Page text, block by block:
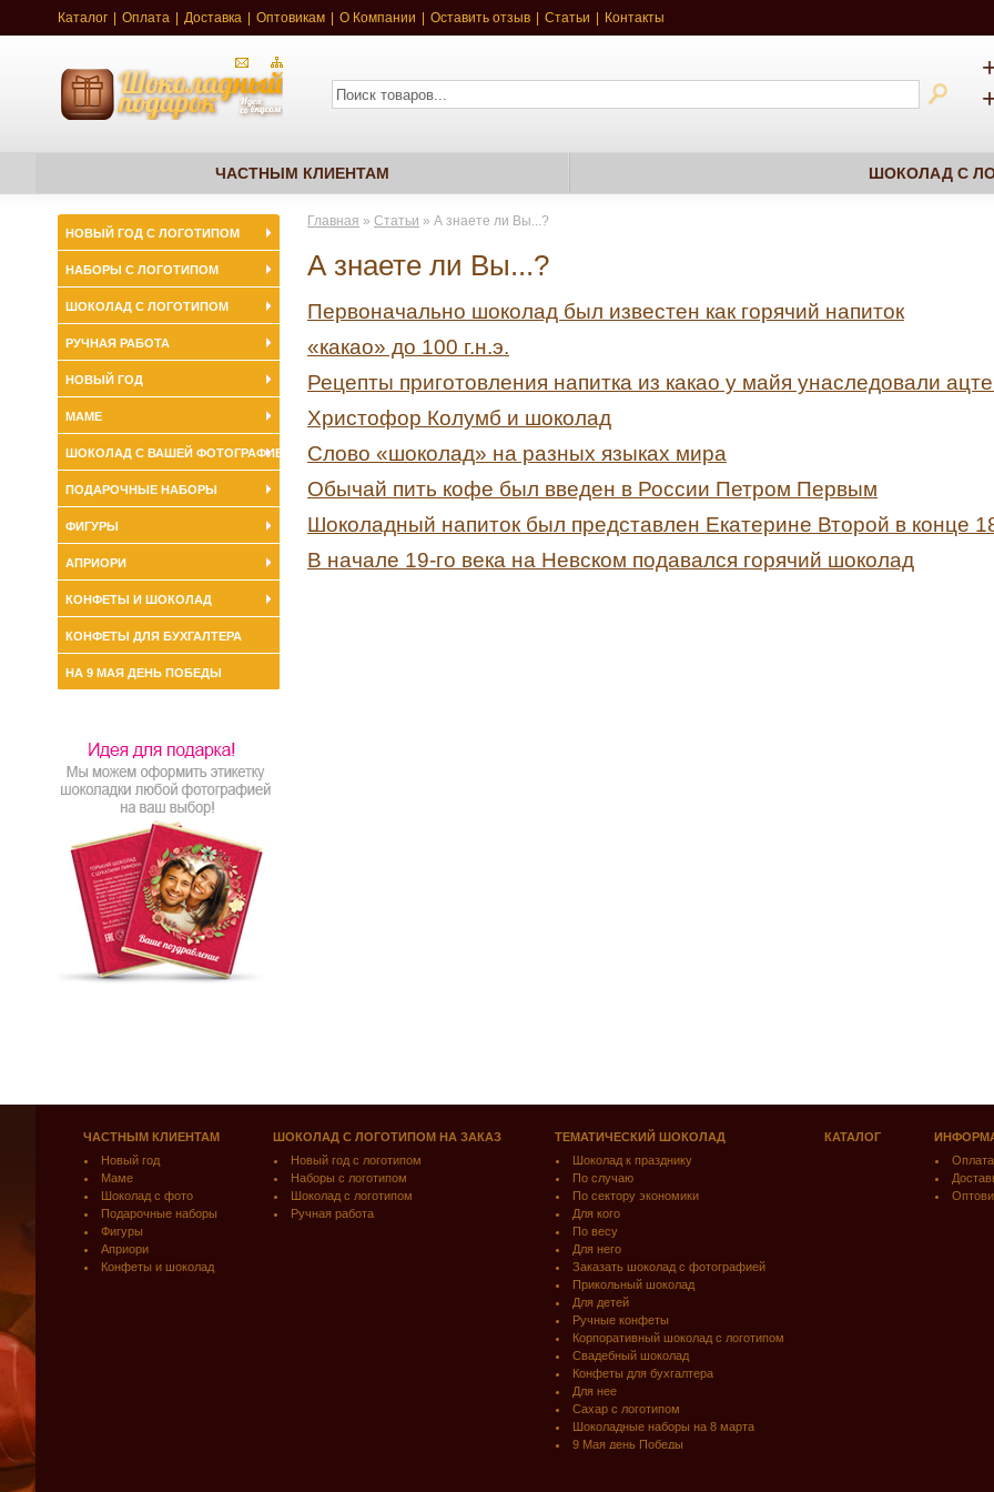
Каталог Оплата Доставка Оптовикам О Компании Оставить отзыв Статьи Контакты
ЧАСТНЫМ КЛИЕНТАМ ШОКОЛАД С
Главная » Статьи » А знаете ли Вы...?
А знаете ли Вы...?
Первоначально шоколад был известен как горячий напиток
«какао» до 100 г.н.э.
Рецепты приготовления напитка из какао у майя унаследовали
Христофор Колумб и шоколад
Слово «шоколад» на разных языках мира
Обычай пить кофе был введен в России Петром Первым
Шоколадный напиток был представлен Екатерине Второй в конце
В начале 19-го века на Невском подавался горячий шоколад
НОВЫЙ ГОД С ЛОГОТИПОМ
НАБОРЫ С ЛОГОТИПОМ
ШОКОЛАД С ЛОГОТИПОМ
РУЧНАЯ РАБОТА
НОВЫЙ ГОД
МАМЕ
ШОКОЛАД С ВАШЕЙ ФОТОГРАФИЕЙ
ПОДАРОЧНЫЕ НАБОРЫ
ФИГУРЫ
АПРИОРИ
КОНФЕТЫ И ШОКОЛАД
КОНФЕТЫ ДЛЯ БУХГАЛТЕРА
НА 9 МАЯ ДЕНЬ ПОБЕДЫ
ЧАСТНЫМ КЛИЕНТАМ
Новый год
Маме
Шоколад с фото
Подарочные наборы
Фигуры
Априори
Конфеты и шоколад
ШОКОЛАД С ЛОГОТИПОМ НА ЗАКАЗ
Новый год с логотипом
Наборы с логотипом
Шоколад с логотипом
Ручная работа
ТЕМАТИЧЕСКИЙ ШОКОЛАД
Шоколад к празднику
По случаю
По сектору экономики
Для кого
По весу
Для него
Заказать шоколад с фотографией
Прикольный шоколад
Для детей
Ручные конфеты
Корпоративный шоколад с логотипом
Свадебный шоколад
Конфеты для бухгалтера
Для нее
Сахар с логотипом
Шоколадные наборы на 8 марта
9 Мая день Победы
КАТАЛОГ
Оплата